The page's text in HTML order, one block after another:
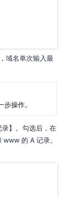
域名单次输入最
操作。
】。勾选后，在
的 A 记录。